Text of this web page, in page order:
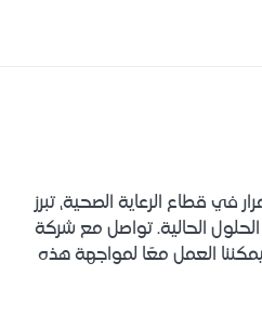
في قطاع الرعاية الصحية، تبرز
الحلول الحالية. تواصل مع شركة
العمل معًا لمواجهة هذه